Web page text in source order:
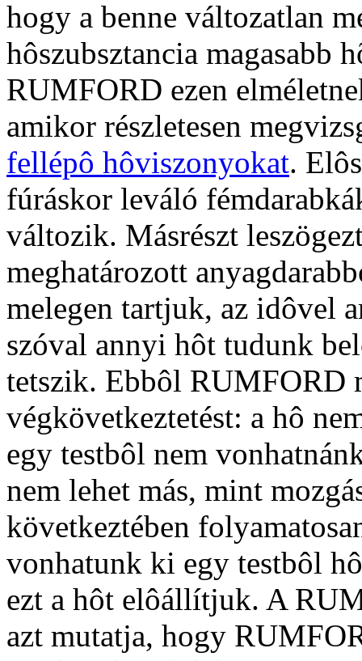
hogy a benne változatlan
hôszubsztancia magasabb
RUMFORD ezen
amikor részletesen
fellépô hôviszonyokat.
fúráskor leváló
változik. Másrészt
meghatározott
melegen tartjuk, az idôvel
szóval annyi hôt tudunk
tetszik. Ebbôl RUMFORD
végkövetkeztetést: a hô
egy testbôl nem
nem lehet más, mint
következtében
vonhatunk ki egy testbôl
ezt a hôt elôállítjuk. A
azt mutatja, hogy